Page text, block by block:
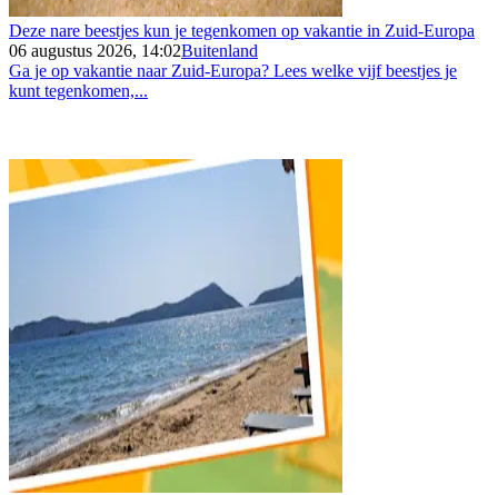
Deze nare beestjes kun je tegenkomen op vakantie in Zuid-Europa
06 augustus 2026, 14:02Buitenland
Ga je op vakantie naar Zuid-Europa? Lees welke vijf beestjes je
kunt tegenkomen,...